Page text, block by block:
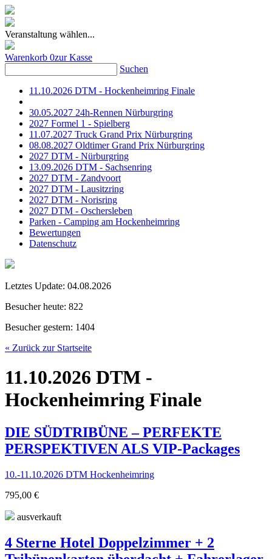
Veranstaltung wählen...
Warenkorb 0zur Kasse
Suchen
11.10.2026 DTM - Hockenheimring Finale
30.05.2027 24h-Rennen Nürburgring
2027 Formel 1 - Spielberg
11.07.2027 Truck Grand Prix Nürburgring
08.08.2027 Oldtimer Grand Prix Nürburgring
2027 DTM - Nürburgring
13.09.2026 DTM - Sachsenring
2027 DTM - Zandvoort
2027 DTM - Lausitzring
2027 DTM - Norisring
2027 DTM - Oschersleben
Parken - Camping am Hockenheimring
Bewertungen
Datenschutz
Letztes Update: 04.08.2026
Besucher heute: 822
Besucher gestern: 1404
« Zurück zur Startseite
11.10.2026 DTM -
Hockenheimring Finale
DIE SÜDTRIBÜNE – PERFEKTE
PERSPEKTIVEN ALS VIP-Packages
10.-11.10.2026 DTM Hockenheimring
795,00 €
ausverkauft
4 Sterne Hotel Doppelzimmer + 2